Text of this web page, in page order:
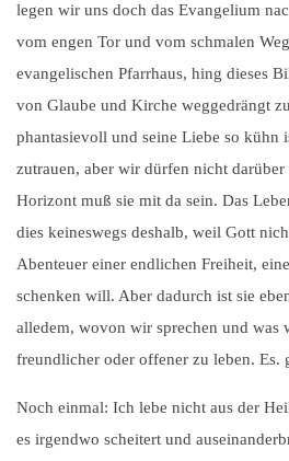
legen wir uns doch das Evangelium
vom engen Tor und vom schmalen
evangelischen Pfarrhaus, hing dieses
von Glaube und Kirche weggedrängt
phantasievoll und seine Liebe so kühn
zutrauen, aber wir dürfen nicht
Horizont muß sie mit da sein. Das
dies keineswegs deshalb, weil Gott
Abenteuer einer endlichen Freiheit,
schenken will. Aber dadurch ist sie
alledem, wovon wir sprechen und was
freundlicher oder offener zu leben.
Noch einmal: Ich lebe nicht aus der
es irgendwo scheitert und